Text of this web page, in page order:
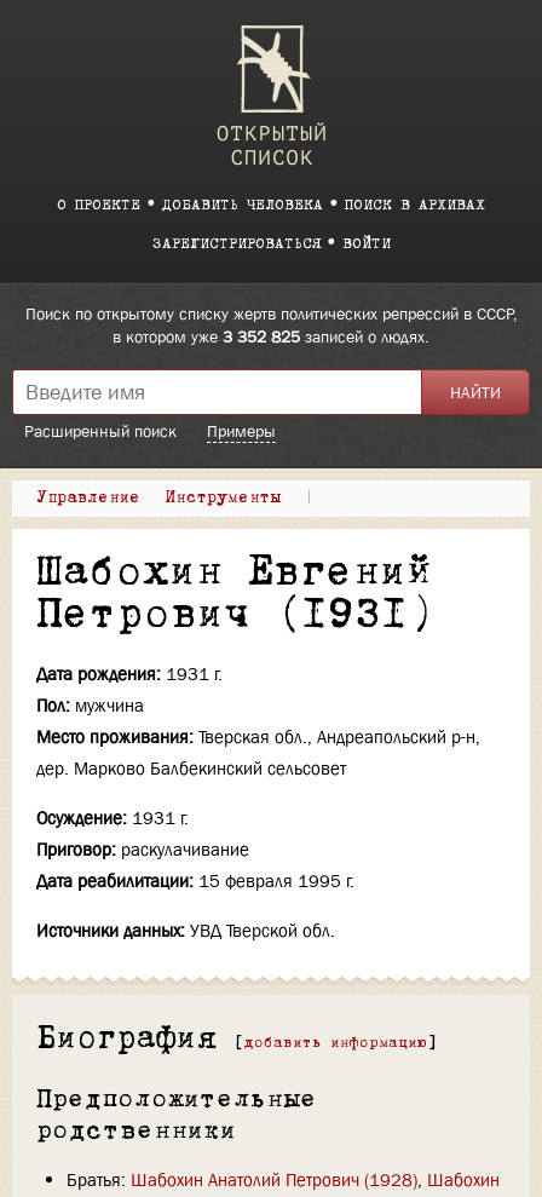
О ПРОЕКТЕ ДОБАВИТЬ ЧЕЛОВЕКА ПОИСК В АРХИВАХ
ЗАРЕГИСТРИРОВАТЬСЯ ВОЙТИ
Поиск по открытому списку жертв политических репрессий в СССР,
в котором уже 3 352 825 записей о людях.
Расширенный поиск Примеры
Управление Инструменты |
Шабохин Евгений
Петрович (1931)
Дата рождения: 1931 г.
Пол: мужчина
Место проживания: Тверская обл., Андреапольский р-н,
дер. Марково Балбекинский сельсовет
Осуждение: 1931 г.
Приговор: раскулачивание
Дата реабилитации: 15 февраля 1995 г.
Источники данных: УВД Тверской обл.
Биография [ добавить информацию ]
Предположительные
родственники
Братья: Шабохин Анатолий Петрович (1928), Шабохин